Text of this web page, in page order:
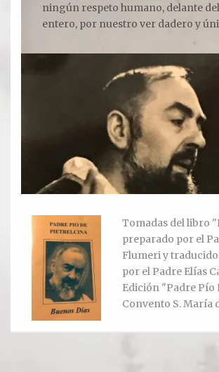
Contar mi testimonio
LUGARES
Compartir un lugar
EL MILAGRO
El Milagro
Relación con Flia. Damiani
Galería y testimonios
Reliquias
ORACIONES
ningún respeto humano, delante
entero, por nuestro ver dadero y
Tomadas del libro
preparado por el
Flumeri y
por el Padre Elías
Edición "Padre Pío
Convento S. María